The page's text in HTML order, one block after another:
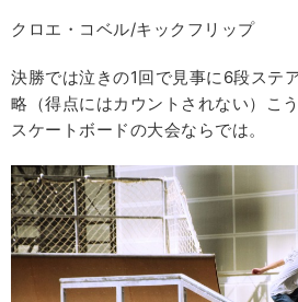
クロエ・コベル/キックフリップ
決勝では泣きの1回で見事に6段ステ
略（得点にはカウントされない）こ
スケートボードの大会ならでは。